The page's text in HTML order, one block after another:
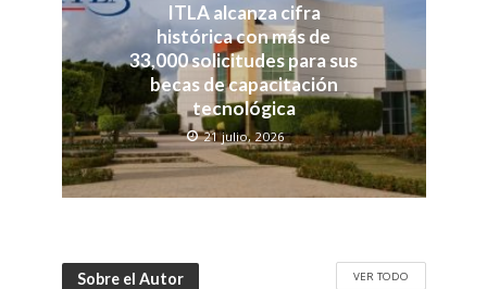
ITLA alcanza cifra
histórica con más de
33,000 solicitudes para sus
becas de capacitación
tecnológica
21 julio, 2026
Sobre el Autor VER TODO